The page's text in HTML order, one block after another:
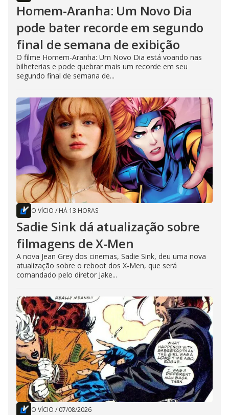
Homem-Aranha: Um Novo Dia
pode bater recorde em segundo
final de semana de exibição
O filme Homem-Aranha: Um Novo Dia está voando nas
bilheterias e pode quebrar mais um recorde em seu
segundo final de semana de...
O VÍCIO / HÁ 13 HORAS
Sadie Sink dá atualização sobre
filmagens de X-Men
A nova Jean Grey dos cinemas, Sadie Sink, deu uma nova
atualização sobre o reboot dos X-Men, que será
comandado pelo diretor Jake...
O VÍCIO / 07/08/2026